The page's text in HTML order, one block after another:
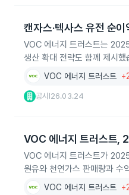
캔자스·텍사스 유전 순
VOC 에너지 트러스트는
생산 확대 전략도 함께 제시했
VOC 에너지 트러스트
공시 26.03.24
VOC 에너지 트러스트,
VOC 에너지 트러스트가
원유와 천연가스 판매량과 수
VOC 에너지 트러스트